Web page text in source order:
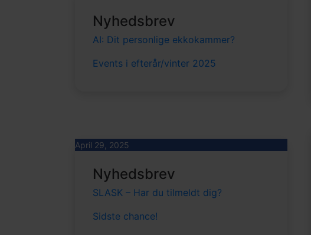
Nyhedsbrev
AI: Dit personlige ekkokammer?
Events i efterår/vinter 2025
April 29, 2025
Nyhedsbrev
SLASK – Har du tilmeldt dig?
Sidste chance!